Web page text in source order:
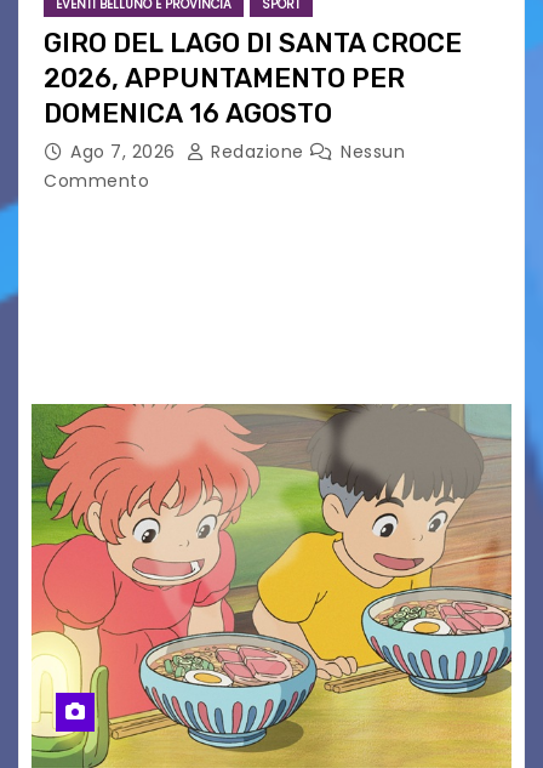
EVENTI BELLUNO E PROVINCIA SPORT
GIRO DEL LAGO DI SANTA CROCE
2026, APPUNTAMENTO PER
DOMENICA 16 AGOSTO
Ago 7, 2026 Redazione
Nessun
Commento